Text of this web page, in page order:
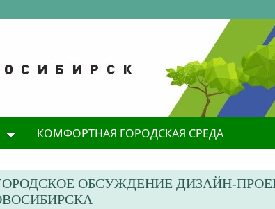
КОМФОРТНАЯ ГОРОДСКАЯ СРЕДА
ОБСУЖДЕНИЕ ДИЗАЙН-